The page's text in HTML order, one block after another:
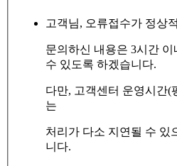
고객님, 오류접수가 정상
문의하신 내용은 3시간
수 있도록 하겠습니다.
다만, 고객센터 운영시간(
는
처리가 다소 지연될 수 있
니다.